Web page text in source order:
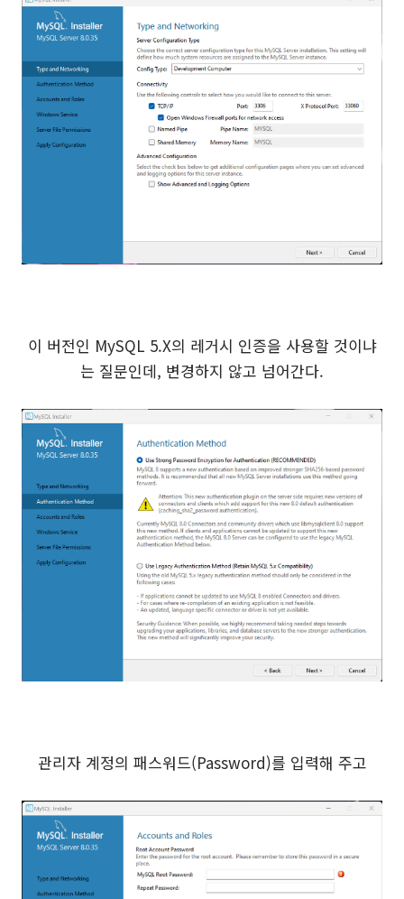
이 버전인 MySQL 5.X의 레거시 인증을 사용할 것이냐
는 질문인데, 변경하지 않고 넘어간다.
관리자 계정의 패스워드(Password)를 입력해 주고